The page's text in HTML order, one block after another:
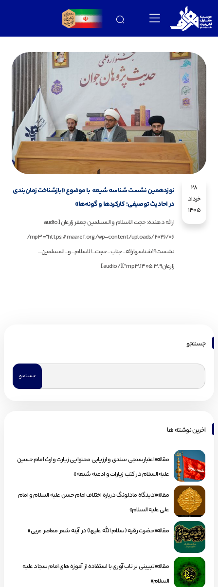
28
خرداد
1405
نوزدهمین نشست شناسه شیعه با موضوع «بازشناخت زمان‌بندی
در احادیث توصیفی؛ کارکردها و گونه‌ها»
ارائه دهنده: حجت الاسلام و المسلمین جعفر زارعان [audio
mp3="https://maaref.org/wp-content/uploads/2026/06/
نشست19شناسهارائه-جناب-حجت-الاسلام-و-المسلمین-
زارعان1405.3.9.mp3"][/audio]
جستجو
اخرین نوشته ها
مقاله«اعتبارسنجی سندی و ارزیابی محتوایی زیارت وارث امام حسین
علیه السلام در کتب زیارات و ادعیه شیعه»
مقاله«دیدگاه مادلونگ درباره اختلاف امام حسن علیه السلام و امام
علی علیه السلام»
مقاله«حضرت رقیه (سلام الله علیها) در آینه شعر معاصر عربی»
مقاله«تبیینی بر تاب آوری با استفاده از آموزه های امام سجاد علیه
السلام»